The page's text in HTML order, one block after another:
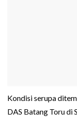
Kondisi serupa
DAS Batang Toru di